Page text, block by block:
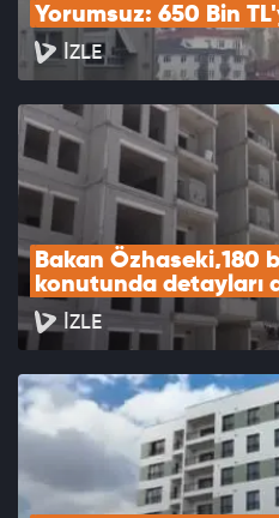
Yorumsuz: 650 Bin
İZLE
Bakan Özhaseki,180
konutunda detayları
İZLE